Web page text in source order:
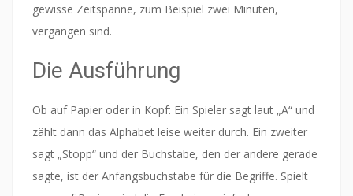
gewisse Zeitspanne, zum Beispiel zwei Minuten,
vergangen sind.
Die Ausführung
Ob auf Papier oder in Kopf: Ein Spieler sagt laut „A“ und
zählt dann das Alphabet leise weiter durch. Ein zweiter
sagt „Stopp“ und der Buchstabe, den der andere gerade
sagte, ist der Anfangsbuchstabe für die Begriffe. Spielt